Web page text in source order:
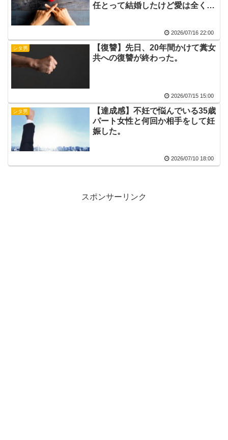
任とって結婚したけど愛は全くな
2026/07/16 22:00
シタ男
【復讐】先日、20年間かけて糞女
共への復讐が終わった。
2026/07/15 15:00
シタ男
【達成感】不妊で悩んでいる35歳
パート女性と何回か相手をして妊
娠した。
2026/07/10 18:00
スポンサーリンク